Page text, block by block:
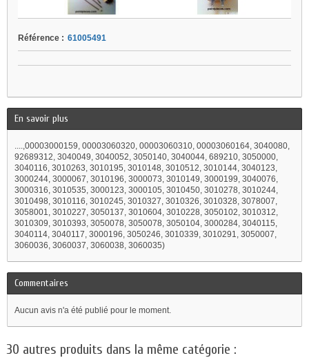
Référence : 61005491
En savoir plus
....,00003000159, 00003060320, 00003060310, 00003060164, 3040080,
92689312, 3040049, 3040052, 3050140, 3040044, 689210, 3050000,
3040116, 3010263, 3010195, 3010148, 3010512, 3010144, 3040123,
3000244, 3000067, 3010196, 3000073, 3010149, 3000199, 3040076,
3000316, 3010535, 3000123, 3000105, 3010450, 3010278, 3010244,
3010498, 3010116, 3010245, 3010327, 3010326, 3010328, 3078007,
3058001, 3010227, 3050137, 3010604, 3010228, 3050102, 3010312,
3010309, 3010393, 3050078, 3050078, 3050104, 3000284, 3040115,
3040114, 3040117, 3000196, 3050246, 3010339, 3010291, 3050007,
3060036, 3060037, 3060038, 3060035)
Commentaires
Aucun avis n'a été publié pour le moment.
30 autres produits dans la même catégorie :